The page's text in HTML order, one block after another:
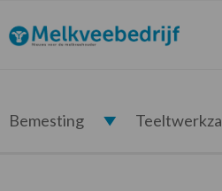
de
hoofdnavigatie
de
hoofd
de
eerste
de
voettekst
Melkveebedrijf.nl
Bemesting